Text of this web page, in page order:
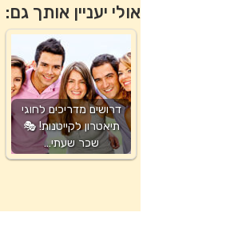
אולי יעניין אותך גם:
דרושים מדריכים לחוגי
תיאטרון לקייטנות! 🎭
שכר שעתי…